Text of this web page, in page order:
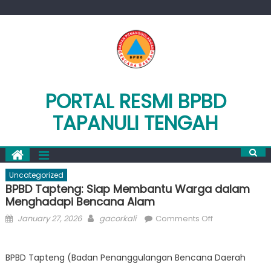
PORTAL RESMI BPBD
TAPANULI TENGAH
Uncategorized
BPBD Tapteng: Siap Membantu Warga dalam
Menghadapi Bencana Alam
Posted
January 27, 2026 Author
gacorkali Comments Offon
Siap
BPBD Tapteng (Badan Penanggulangan Bencana Daerah